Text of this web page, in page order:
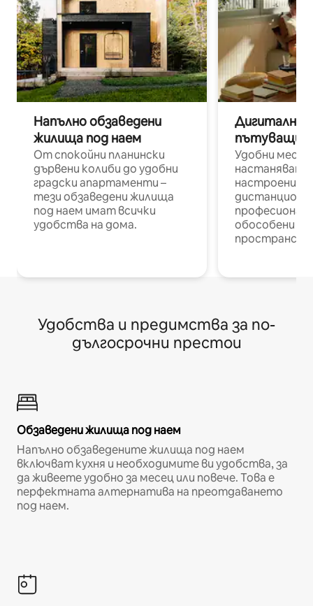
Напълно обзаведени
жилища под наем
От спокойни планински
дървени колиби до удобни
градски апартаменти –
тези обзаведени жилища
под наем имат всички
удобства на дома.
Дигитални
пътуващи
Удобни
настаняване
настроени и
обособени
Удобства и предимства за по-
дългосрочни престои
Обзаведени жилища под наем
Напълно обзаведените жилища под наем
включват кухня и необходимите ви удобства, за
да живеете удобно за месец или повече. Това е
перфектната алтернатива на преотдаването
под наем.